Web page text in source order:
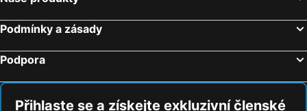
Podmínky a zásady
Podpora
Přihlaste se a získejte exkluzivní členské